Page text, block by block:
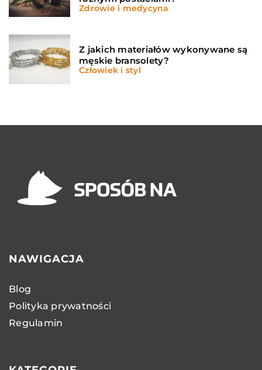
Zdrowie i medycyna
Z jakich materiałów wykonywane są
męskie bransolety?
Człowiek i styl
NAWIGACJA
Blog
Polityka prywatności
Regulamin